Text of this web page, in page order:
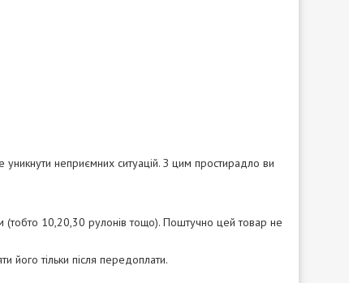
уникнути неприємних ситуацій. З цим простирадло ви
10,20,30 рулонів тощо). Поштучно цей товар не
його тільки після передоплати.